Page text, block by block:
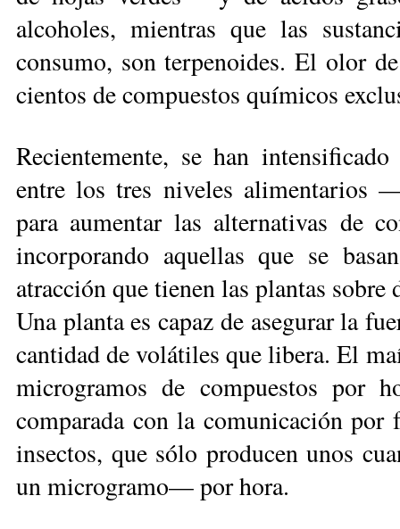
alcoholes, mientras que las
consumo, son terpenoides. El olor
cientos de compuestos químicos
Recientemente, se han
entre los tres niveles alimentarios
para aumentar las alternativas de
incorporando aquellas que se
atracción que tienen las plantas sobre
Una planta es capaz de asegurar la
cantidad de volátiles que libera. El
microgramos de compuestos por
comparada con la comunicación por
insectos, que sólo producen unos
un mi­cro­gramo— por hora.